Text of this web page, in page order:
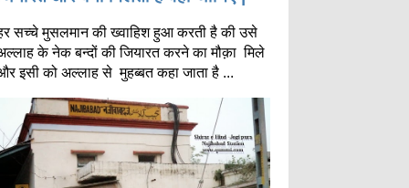
सच्चे मुसलमान की ख्वाहिश हुआ करती है की उसे
के नेक बन्दों की जियारत करने का मौक़ा मिले
इसी को अल्लाह से मुहब्बत कहा जाता है ...